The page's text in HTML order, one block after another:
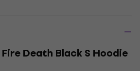
Death Black S Hoodie